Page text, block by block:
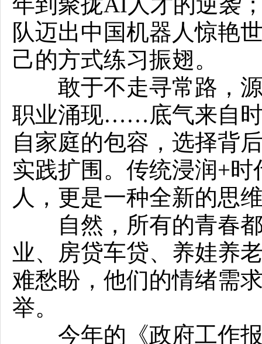
队迈出中国机器人惊艳
己的方式练习振翅。
敢于不走寻常路，源
职业涌现……底气来自时
自家庭的包容，选择背
实践扩围。传统浸润+
人，更是一种全新的思
自然，所有的青春都
业、房贷车贷、养娃养
难愁盼，他们的情绪需
举。
今年的《政府工作报